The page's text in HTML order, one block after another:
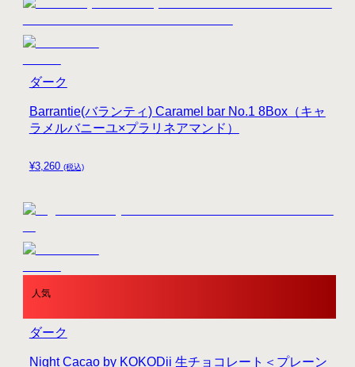
¥3,260 (税込)
Barrantie(バランティ) Caramel bar No.1 8Box（キャ
ラメルバニーユ×プラリネアマンド）
ダーク
人気
Night Cacao by KOKODii 生チョコレート＜プレーン
ダーク